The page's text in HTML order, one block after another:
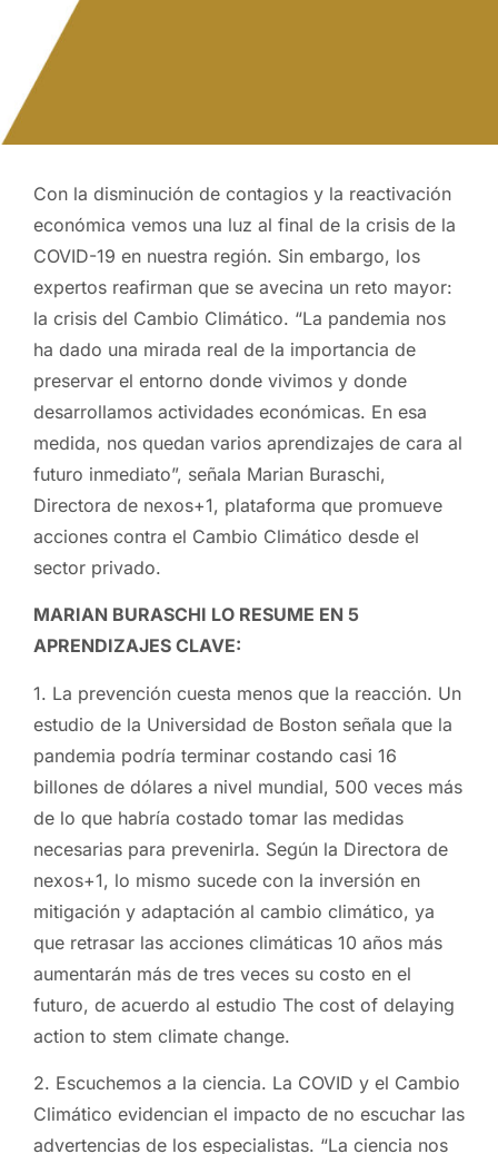
Con la disminución de contagios y la reactivación
económica vemos una luz al final de la crisis de la
COVID-19 en nuestra región. Sin embargo, los
expertos reafirman que se avecina un reto mayor:
la crisis del Cambio Climático. “La pandemia nos
ha dado una mirada real de la importancia de
preservar el entorno donde vivimos y donde
desarrollamos actividades económicas. En esa
medida, nos quedan varios aprendizajes de cara al
futuro inmediato”, señala Marian Buraschi,
Directora de nexos+1, plataforma que promueve
acciones contra el Cambio Climático desde el
sector privado.
MARIAN BURASCHI LO RESUME EN 5
APRENDIZAJES CLAVE:
1. La prevención cuesta menos que la reacción. Un
estudio de la Universidad de Boston señala que la
pandemia podría terminar costando casi 16
billones de dólares a nivel mundial, 500 veces más
de lo que habría costado tomar las medidas
necesarias para prevenirla. Según la Directora de
nexos+1, lo mismo sucede con la inversión en
mitigación y adaptación al cambio climático, ya
que retrasar las acciones climáticas 10 años más
aumentarán más de tres veces su costo en el
futuro, de acuerdo al estudio The cost of delaying
action to stem climate change.
2. Escuchemos a la ciencia. La COVID y el Cambio
Climático evidencian el impacto de no escuchar las
advertencias de los especialistas. “La ciencia nos